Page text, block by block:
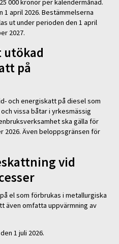
000 kronor per kalendermånad.
april 2026. Bestämmelserna
ut under perioden den 1 april
2027.
på
och energiskatt på diesel som
vissa båtar i yrkesmässig
ska gälla för
2026. Även beloppsgränsen för
vid
el som förbrukas i metallurgiska
även omfatta uppvärmning av
1 juli 2026.